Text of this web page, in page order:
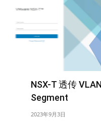
NSX-T 透传
Segment
2023年9月3日